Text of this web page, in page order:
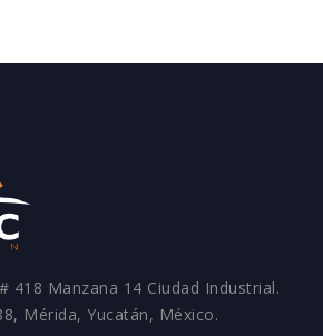
418 Manzana 14 Ciudad Industrial.
Mérida, Yucatán, México.